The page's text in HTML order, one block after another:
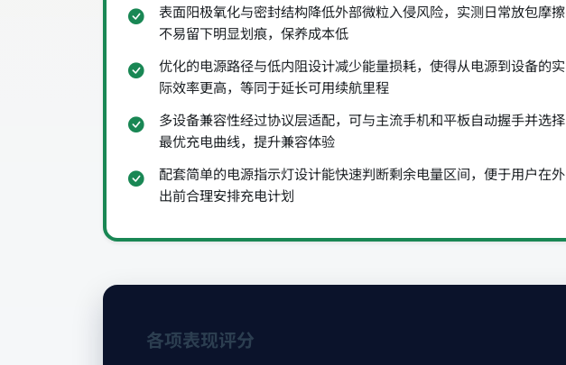
表面阳极氧化与密封结构降低外部微粒入侵风险，实测日常放包摩擦
不易留下明显划痕，保养成本低
优化的电源路径与低内阻设计减少能量损耗，使得从电源到设备的实
际效率更高，等同于延长可用续航里程
多设备兼容性经过协议层适配，可与主流手机和平板自动握手并选择
最优充电曲线，提升兼容体验
配套简单的电源指示灯设计能快速判断剩余电量区间，便于用户在外
出前合理安排充电计划
各项表现评分